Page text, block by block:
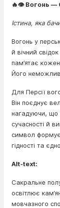
🔥👁️ Вогонь —
Істина, яка
Вогонь у
й вічний
пам’ятає
Його
Для Персії
Він поєднує
нагадуючи, що
сучасності й
символ формує
гідності та
Alt-text:
Сакральне
освітлює
мовчазного